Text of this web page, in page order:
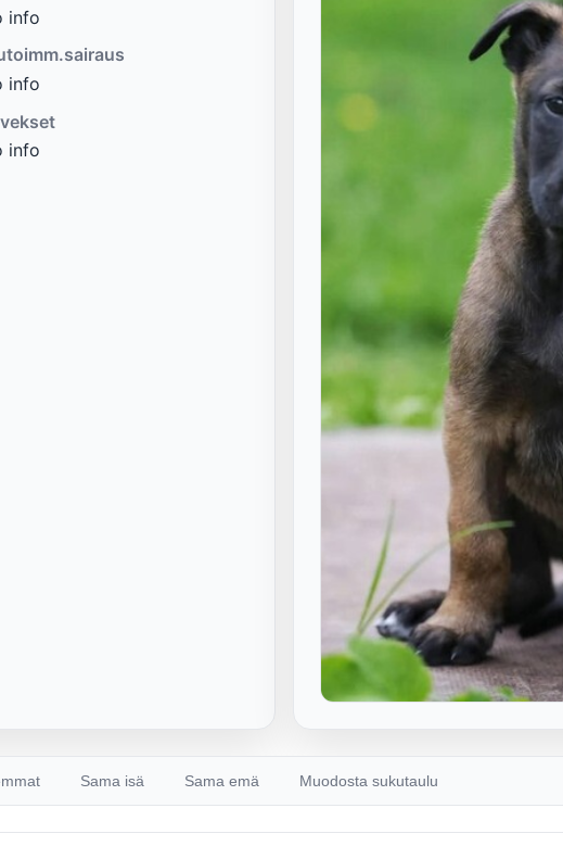
info
info
info
Sama isä Sama emä Muodosta sukutaulu